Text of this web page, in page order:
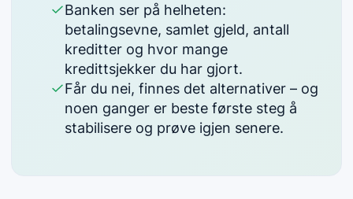
Banken ser på helheten:
betalingsevne, samlet gjeld, antall
kreditter og hvor mange
kredittsjekker du har gjort.
Får du nei, finnes det alternativer – og
noen ganger er beste første steg å
stabilisere og prøve igjen senere.